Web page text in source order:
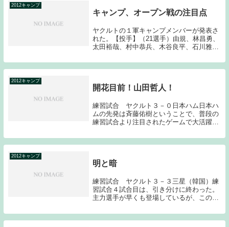
2012キャンプ
キャンプ、オープン戦の注目点
ヤクルトの１軍キャンプメンバーが発表さ
れた。【投手】（21選手）由規、林昌勇、
太田裕哉、村中恭兵、木谷良平、石川雅
昌平、バーネット、古野正人、一場靖弘、
日高亮、赤川克紀、ロマン、阿部健太、正
2012キャンプ
開花目前！山田哲人！
練習試合 ヤクルト３－０日本ハム日本ハ
ムの先発は斉藤佑樹ということで、普段の
練習試合より注目されたゲームで大活躍し
藤からフェンス直撃の２塁打を放ち先制点
のきっかけを作る。その後も木田から内野
2012キャンプ
明と暗
練習試合 ヤクルト３－３三星（韓国）練
習試合４試合目は、引き分けに終わった。
主力選手が早くも登場しているが、この時
り、レギュラー獲得に向けた争いである。
まだ２月の段階であるため、すぐに答えを